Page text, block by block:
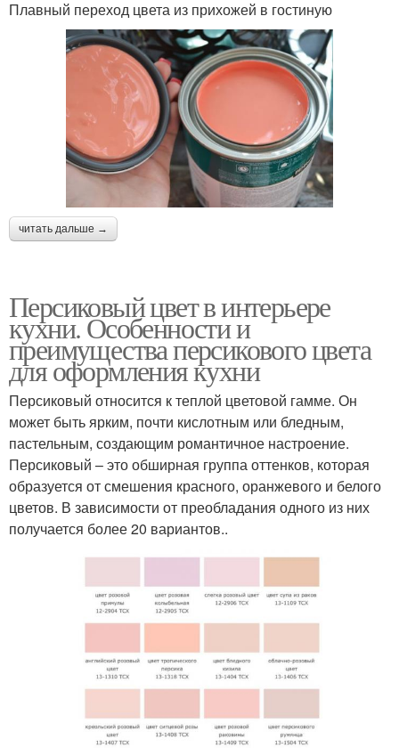
Плавный переход цвета из прихожей в гостиную
читать дальше →
Персиковый цвет в интерьере
кухни. Особенности и
преимущества персикового цвета
для оформления кухни
Персиковый относится к теплой цветовой гамме. Он
может быть ярким, почти кислотным или бледным,
пастельным, создающим романтичное настроение.
Персиковый – это обширная группа оттенков, которая
образуется от смешения красного, оранжевого и белого
цветов. В зависимости от преобладания одного из них
получается более 20 вариантов..